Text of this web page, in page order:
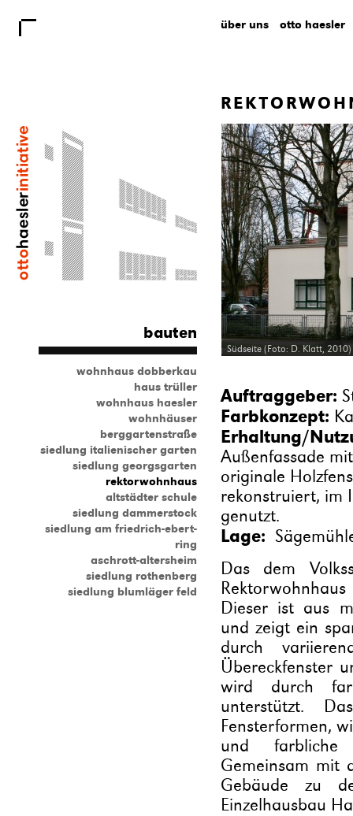
bauten
wohnhaus dobberkau
haus trüller
wohnhaus haesler
wohnhäuser
berggartenstraße
siedlung italienischer garten
siedlung georgsgarten
rektorwohnhaus
altstädter schule
siedlung dammerstock
siedlung am friedrich-ebert-
ring
aschrott-altersheim
siedlung rothenberg
siedlung blumläger feld
über uns otto haesler
Südseite (Foto: D. Klatt, 2010)
Auftraggeber:
Farbkonzept:
Erhaltung/
Außenfassade
originale
rekonstruiert, im
genutzt.
Lage:
Das dem
Dieser ist aus
und zeigt ein
durch
Übereckfenster
wird durch
unterstützt.
Fensterformen,
und farbliche
Gemeinsam mit
Gebäude zu
Einzelhausbau